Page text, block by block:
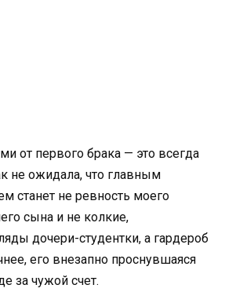
от первого брака — это всегда
не ожидала, что главным
станет не ревность моего
сына и не колкие,
дочери-студентки, а гардероб
его внезапно проснувшаяся
за чужой счет.